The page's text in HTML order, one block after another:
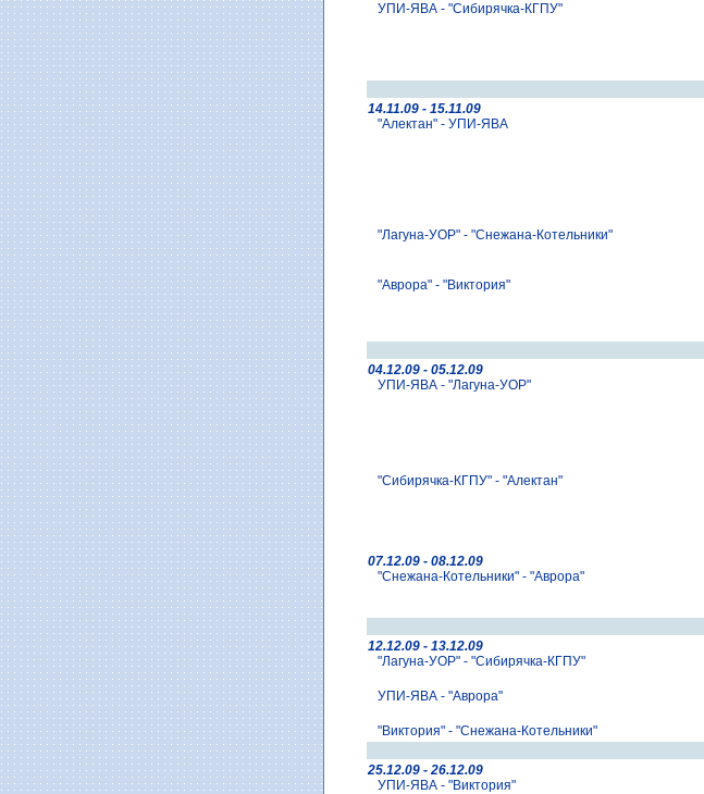
УПИ-ЯВА - "Сибирячка-КГПУ"
14.11.09 - 15.11.09
"Алектан" - УПИ-ЯВА
"Лагуна-УОР" - "Снежана-Котельники"
"Аврора" - "Виктория"
04.12.09 - 05.12.09
УПИ-ЯВА - "Лагуна-УОР"
"Сибирячка-КГПУ" - "Алектан"
07.12.09 - 08.12.09
"Снежана-Котельники" - "Аврора"
12.12.09 - 13.12.09
"Лагуна-УОР" - "Сибирячка-КГПУ"
УПИ-ЯВА - "Аврора"
"Виктория" - "Снежана-Котельники"
25.12.09 - 26.12.09
УПИ-ЯВА - "Виктория"